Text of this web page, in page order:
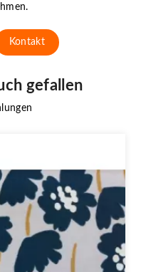
Kontakt
gefallen